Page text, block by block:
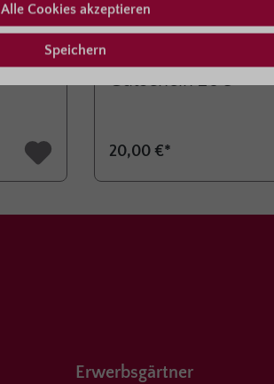
Gutschein 20€
20,00 €*
Erwerbsgärtner
Alle Cookies akzeptieren
Speichern